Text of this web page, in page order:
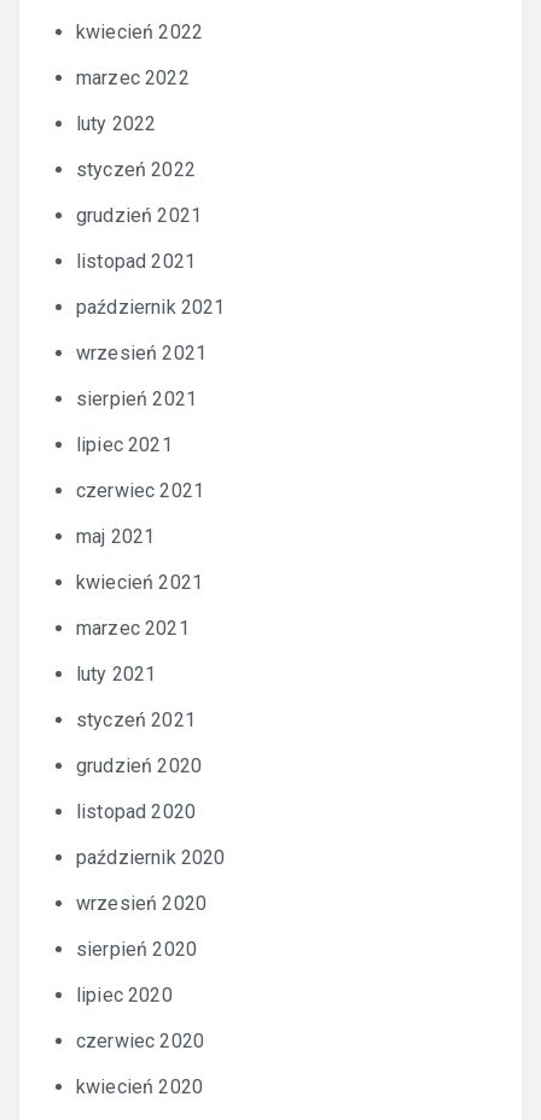
kwiecień 2022
marzec 2022
luty 2022
styczeń 2022
grudzień 2021
listopad 2021
październik 2021
wrzesień 2021
sierpień 2021
lipiec 2021
czerwiec 2021
maj 2021
kwiecień 2021
marzec 2021
luty 2021
styczeń 2021
grudzień 2020
listopad 2020
październik 2020
wrzesień 2020
sierpień 2020
lipiec 2020
czerwiec 2020
kwiecień 2020